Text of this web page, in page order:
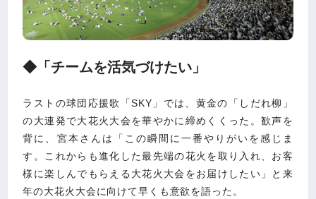
◆「チームを活気づけたい」
ラストの球団応援歌「SKY」では、黄金の「しだれ柳」
の大連発で大花火大会を華やかに締めくくった。歓声を
背に、宮本さんは「この瞬間に一番やりがいを感じま
す。これからも進化した最先端の花火を取り入れ、お客
様に楽しんでもらえる大花火大会をお届けしたい」と来
年の大花火大会に向けて早くも意欲を語った。